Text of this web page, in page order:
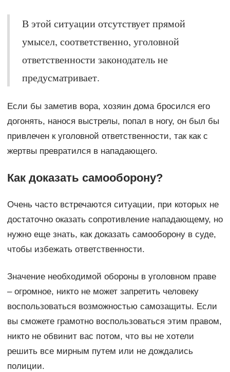
В этой ситуации отсутствует прямой
умысел, соответственно, уголовной
ответственности законодатель не
предусматривает.
Если бы заметив вора, хозяин дома бросился его
догонять, нанося выстрелы, попал в ногу, он был бы
привлечен к уголовной ответственности, так как с
жертвы превратился в нападающего.
Как доказать самооборону?
Очень часто встречаются ситуации, при которых не
достаточно оказать сопротивление нападающему, но
нужно еще знать, как доказать самооборону в суде,
чтобы избежать ответственности.
Значение необходимой обороны в уголовном праве
– огромное, никто не может запретить человеку
воспользоваться возможностью самозащиты. Если
вы сможете грамотно воспользоваться этим правом,
никто не обвинит вас потом, что вы не хотели
решить все мирным путем или не дождались
полиции.